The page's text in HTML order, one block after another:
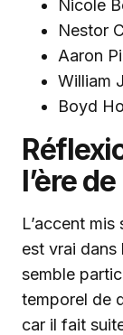
Nicole
Nestor
Aaron
William
Boyd
l’ère de
L’accent
est vrai dans
semble
temporel de
car il fait